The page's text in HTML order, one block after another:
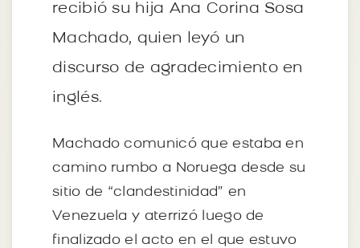
recibió su hija Ana Corina Sosa
Machado, quien leyó un
discurso de agradecimiento en
inglés.
Machado comunicó que estaba en
camino rumbo a Noruega desde su
sitio de “clandestinidad” en
Venezuela y aterrizó luego de
finalizado el acto en el que estuvo